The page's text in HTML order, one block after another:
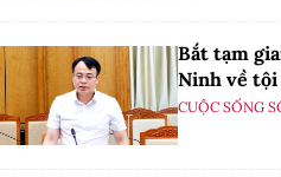
Bắt tạm
Ninh về
CUỘC SỐNG